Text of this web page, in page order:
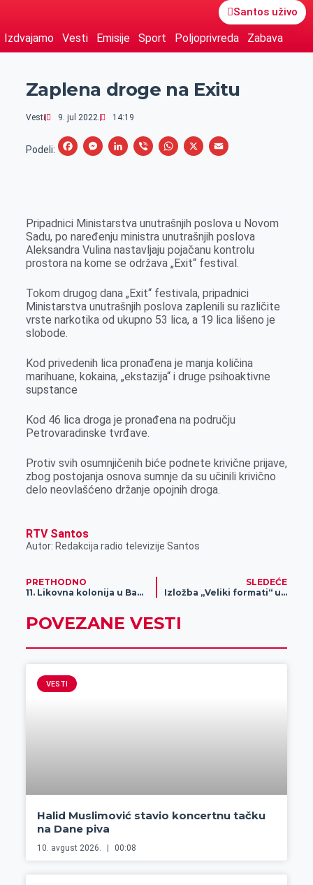
Santos uživo
Izdvajamo Vesti Emisije Sport Poljoprivreda Zabava
Zaplena droge na Exitu
Vesti 9. jul 2022. 14:19
Podeli:
F
b
o
o
M
e
n
g
r
L
e
d
I
V
r
W
s
A
p
X
E
l
Pripadnici Ministarstva unutrašnjih poslova u Novom
Sadu, po naređenju ministra unutrašnjih poslova
Aleksandra Vulina nastavljaju pojačanu kontrolu
prostora na kome se održava „Exit“ festival.
Tokom drugog dana „Exit“ festivala, pripadnici
Ministarstva unutrašnjih poslova zaplenili su različite
vrste narkotika od ukupno 53 lica, a 19 lica lišeno je
slobode.
Kod privedenih lica pronađena je manja količina
marihuane, kokaina, „ekstazija“ i druge psihoaktivne
supstance
Kod 46 lica droga je pronađena na području
Petrovaradinske tvrđave.
Protiv svih osumnjičenih biće podnete krivične prijave,
zbog postojanja osnova sumnje da su učinili krivično
delo neovlašćeno držanje opojnih droga.
RTV Santos
Autor: Redakcija radio televizije Santos
PRETHODNO
11. Likovna kolonija u Banatskom Dvoru
SLEDEĆE
Izložba „Veliki formati“ u Savremenoj galeriji
POVEZANE VESTI
VESTI
Halid Muslimović stavio koncertnu tačku
na Dane piva
10. avgust 2026. 00:08